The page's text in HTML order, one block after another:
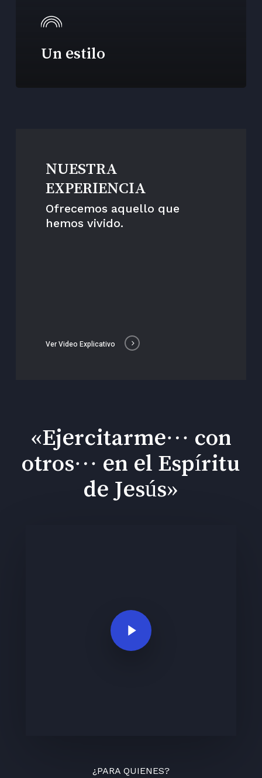
Un estilo
NUESTRA
EXPERIENCIA
Ofrecemos aquello que
hemos vivido.
Ver Video Explicativo
«Ejercitarme… con
otros… en el Espíritu
de Jesús»
Play Video
¿PARA QUIENES?